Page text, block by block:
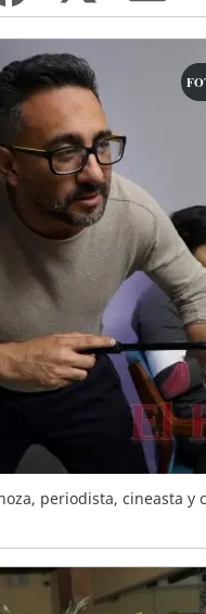
periodista, cineasta y